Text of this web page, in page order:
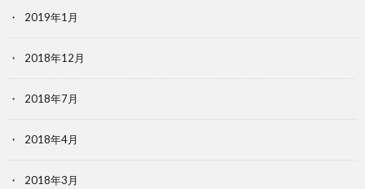
2019年1月
2018年12月
2018年7月
2018年4月
2018年3月